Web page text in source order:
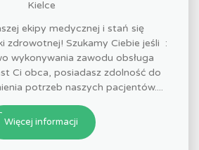
Kielce
ekipy medycznej i stań się
zdrowotnej! Szukamy Ciebie jeśli ​ :
wykonywania zawodu obsługa
Ci obca, posiadasz zdolność do
potrzeb naszych pacjentów....
Więcej informacji